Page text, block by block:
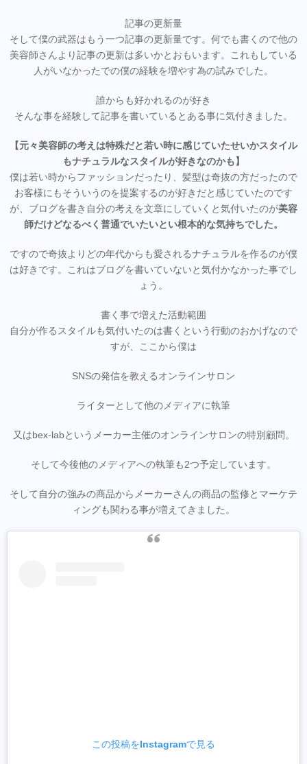
記事の更新量
そして僕の武器はもう一つ記事の更新量です。何でも書くので他の
美容師さんより記事の更新は多いかとおもいます。これもしている
人がいなかったでの僕の経験を増やす為の試みでした。
誰からも好かれるのが好き
そんな事を経験して記事を書いているとある事に気付きました。
【元々美容師の考えは特殊だと若い時に感じていたせいかスタイル
もナチュラルなスタイルが好きなのかも】
僕は若い時からファッションだったり、髪型は奇抜の方だったので
お客様にもそういうのを提案するのが好きだと感じていたのです
が、ブログを書き自分の考えを文章にしていくと気付いたのが美容
師だけどなるべく普通でいたいとい根本的な気持ちでした。
ですので奇抜よりどの年代からも愛されるナチュラルを作るのが僕
は好きです。これはブログを書いていないと気付かなかった事でし
ょう。
書く事で増えた活動範囲
自分が作るスタイルも気付いたのは書くという行動のおかげなので
すが、ここから僕は
SNSの発信を教えるオンラインサロン
ライターとして他のメディアに執筆
又はbex-labというメーカー主催のオンラインサロンの特別顧問。
そして今後他のメディアへの執筆も2つ予定しています。
そして自分の強みの商品からメーカーさんの商品の監修とマーケテ
ィングも関わる事が増えてきました。
この投稿をInstagramで見る